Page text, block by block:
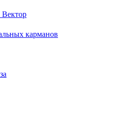
Вектор
карманов